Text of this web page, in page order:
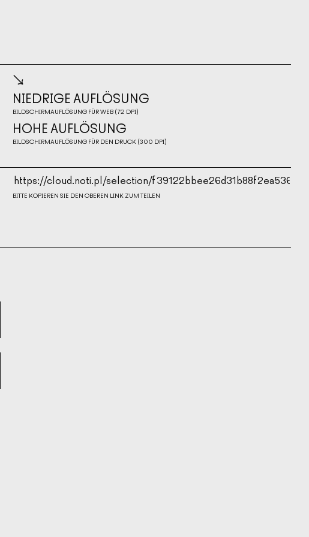
↘
NIEDRIGE AUFLÖSUNG
NIEDRIGE AUFLÖSUNG
BILDSCHIRMAUFLÖSUNG FÜR WEB (72 DPI)
HOHE AUFLÖSUNG
HOHE AUFLÖSUNG
BILDSCHIRMAUFLÖSUNG FÜR DEN DRUCK (300 DPI)
BITTE KOPIEREN SIE DEN OBEREN LINK ZUM TEILEN